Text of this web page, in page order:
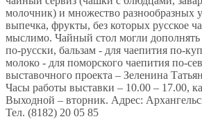
молочник) и множество разнообразных
выпечка, фрукты, без которых русское
мыслимо. Чайный стол могли
по-русски, бальзам - для чаепития по-
молоко - для поморского чаепития по-
выставочного проекта – Зеленина
Часы работы выставки – 10.00 – 17.00,
Выходной – вторник. Адрес:
Тел. (8182) 20 05 85